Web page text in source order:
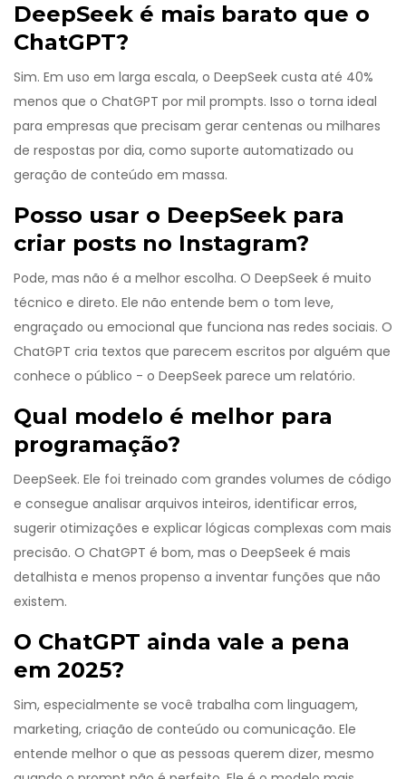
DeepSeek é mais barato que o
ChatGPT?
Sim. Em uso em larga escala, o DeepSeek custa até 40%
menos que o ChatGPT por mil prompts. Isso o torna ideal
para empresas que precisam gerar centenas ou milhares
de respostas por dia, como suporte automatizado ou
geração de conteúdo em massa.
Posso usar o DeepSeek para
criar posts no Instagram?
Pode, mas não é a melhor escolha. O DeepSeek é muito
técnico e direto. Ele não entende bem o tom leve,
engraçado ou emocional que funciona nas redes sociais. O
ChatGPT cria textos que parecem escritos por alguém que
conhece o público - o DeepSeek parece um relatório.
Qual modelo é melhor para
programação?
DeepSeek. Ele foi treinado com grandes volumes de código
e consegue analisar arquivos inteiros, identificar erros,
sugerir otimizações e explicar lógicas complexas com mais
precisão. O ChatGPT é bom, mas o DeepSeek é mais
detalhista e menos propenso a inventar funções que não
existem.
O ChatGPT ainda vale a pena
em 2025?
Sim, especialmente se você trabalha com linguagem,
marketing, criação de conteúdo ou comunicação. Ele
entende melhor o que as pessoas querem dizer, mesmo